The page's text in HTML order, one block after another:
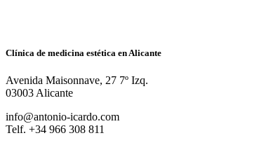
Clínica de medicina estética en Alicante
Avenida Maisonnave, 27 7º Izq.
03003 Alicante
info@antonio-icardo.com
Telf. +34 966 308 811